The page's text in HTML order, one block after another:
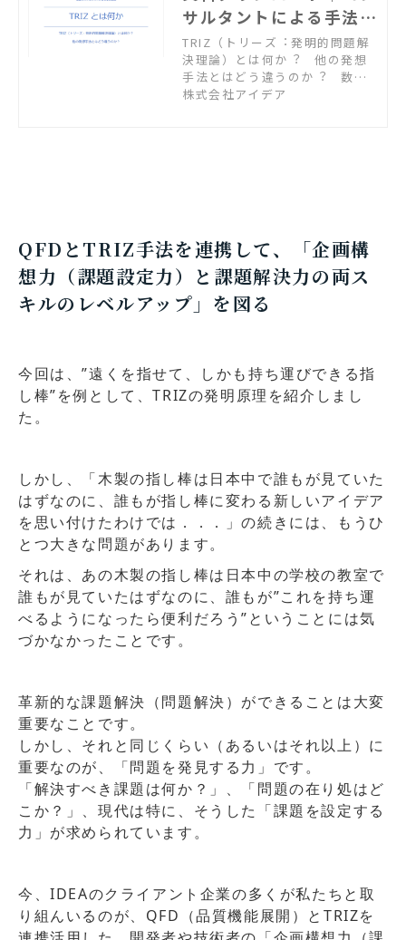
サルタントによる手法解
説 TRIZとは何か？
TRIZ（トリーズ︓発明的問題解
決理論）とは何か︖ 他の発想
⼿法とはどう違うのか︖ 数多
くの実テーマを支援してきたIDE
株式会社アイデア
QFDとTRIZ手法を連携して、「企画構
想力（課題設定力）と課題解決力の両ス
キルのレベルアップ」を図る
今回は、”遠くを指せて、しかも持ち運びできる指
し棒”を例として、TRIZの発明原理を紹介しまし
た。
しかし、「木製の指し棒は日本中で誰もが見ていた
はずなのに、誰もが指し棒に変わる新しいアイデア
を思い付けたわけでは．．．」の続きには、もうひ
とつ大きな問題があります。
それは、あの木製の指し棒は日本中の学校の教室で
誰もが見ていたはずなのに、誰もが”これを持ち運
べるようになったら便利だろう”ということには気
づかなかったことです。
革新的な課題解決（問題解決）ができることは大変
重要なことです。
しかし、それと同じくらい（あるいはそれ以上）に
重要なのが、「問題を発見する力」です。
「解決すべき課題は何か？」、「問題の在り処はど
こか？」、現代は特に、そうした「課題を設定する
力」が求められています。
今、IDEAのクライアント企業の多くが私たちと取
り組んいるのが、QFD（品質機能展開）とTRIZを